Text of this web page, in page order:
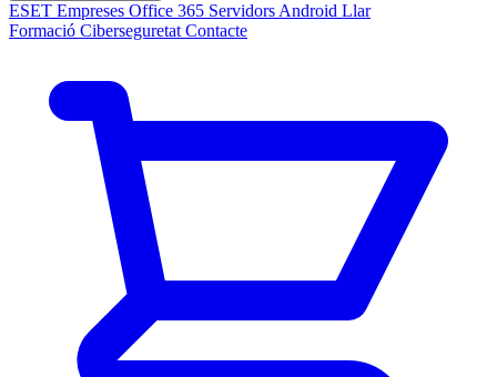
ESET Empreses Office 365 Servidors Android Llar
Formació Ciberseguretat Contacte